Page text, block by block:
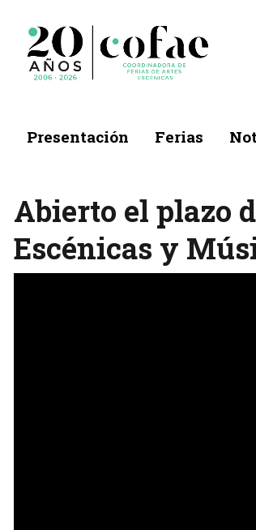
Presentación Ferias
Abierto el plazo
Escénicas y